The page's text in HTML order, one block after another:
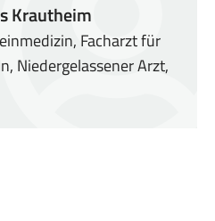
Krautheim
Facharzt für
Niedergelassener Arzt,